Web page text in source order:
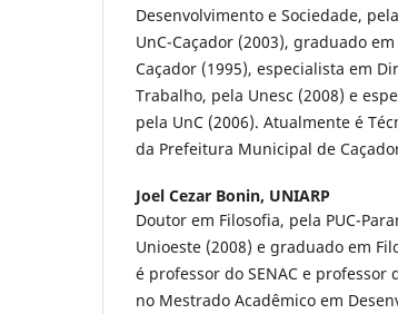
Desenvolvimento e Sociedade,
UnC-Caçador (2003), graduado
Caçador (1995), especialista em
Trabalho, pela Unesc (2008) e
pela UnC (2006). Atualmente é
da Prefeitura Municipal de
Joel Cezar Bonin, UNIARP
Doutor em Filosofia, pela PUC-
Unioeste (2008) e graduado em
é professor do SENAC e professor
no Mestrado Acadêmico em